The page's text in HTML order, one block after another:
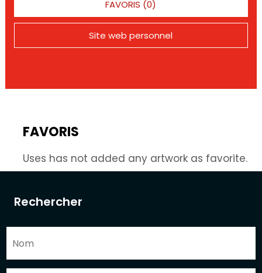
Rechercher
FAVORIS (0)
Site web personnel
FAVORIS
Uses has not added any artwork as favorite.